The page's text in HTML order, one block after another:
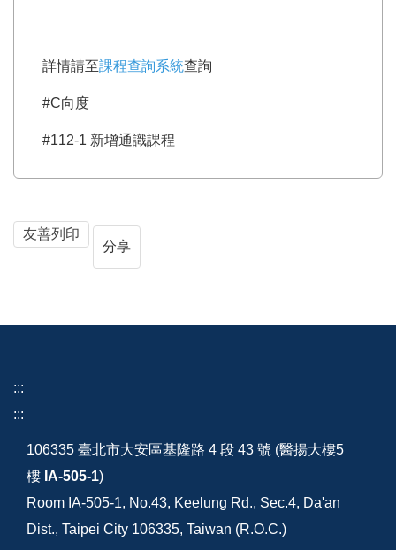
詳情請至課程查詢系統查詢
#C向度
#112-1 新增通識課程
友善列印
分享
:::
:::
106335 臺北市大安區基隆路 4 段 43 號 (醫揚大樓5
樓 IA-505-1)
Room IA-505-1, No.43, Keelung Rd., Sec.4, Da'an
Dist., Taipei City 106335, Taiwan (R.O.C.)